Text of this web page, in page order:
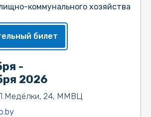
-
2026
24, ММВЦ
коммунального хозяйства
билет